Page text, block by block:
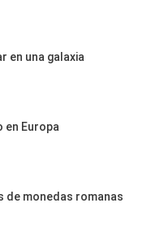
en una galaxia
en Europa
de monedas romanas